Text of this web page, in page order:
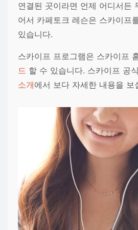
연결된 곳이라면 언제 어디서든
어서 카페토크 레슨은 스카이프
있습니다.
스카이프 프로그램은 스카이프
드 할 수 있습니다. 스카이프 공
소개에서 보다 자세한 내용을 보